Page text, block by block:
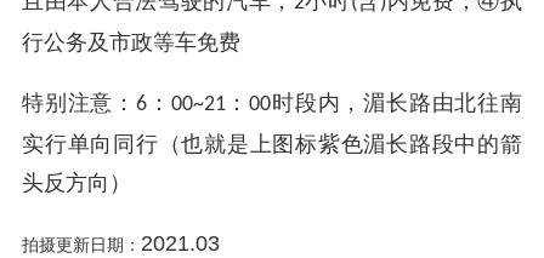
行公务及市政等车免费
特别注意： 6 ： 00~21：00时段内，湄长路由北往南
实行单向同行（也就是上图标紫色湄长路段中的箭
头反方向）
拍摄更新日期： 2021.03